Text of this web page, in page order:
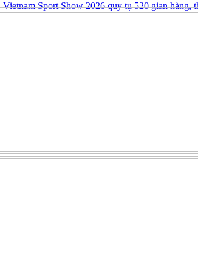
Vietnam Sport Show 2026 quy tụ 520 gian hàng,